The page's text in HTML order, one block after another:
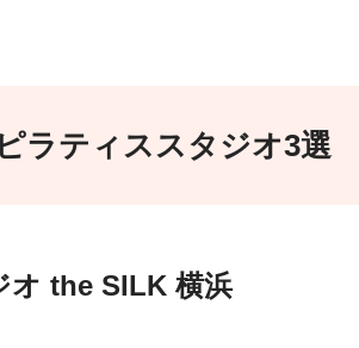
ラティススタジオ3選
オ the SILK 横浜